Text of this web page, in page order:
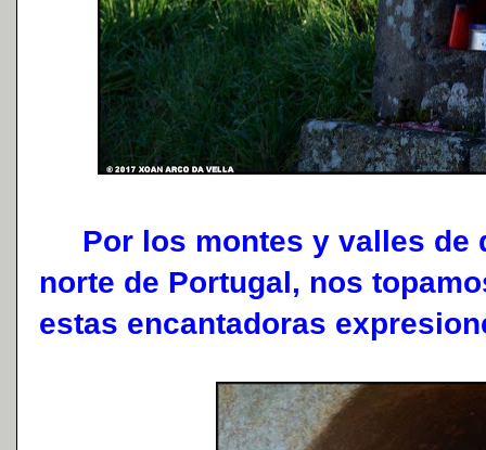
Por los montes y valles de
norte de Portugal, nos
estas encantadoras